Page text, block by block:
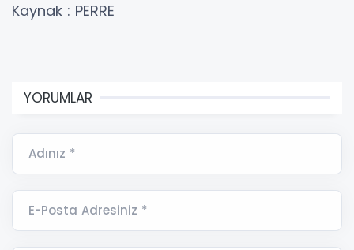
Kaynak : PERRE
YORUMLAR
Adınız *
E-Posta Adresiniz *